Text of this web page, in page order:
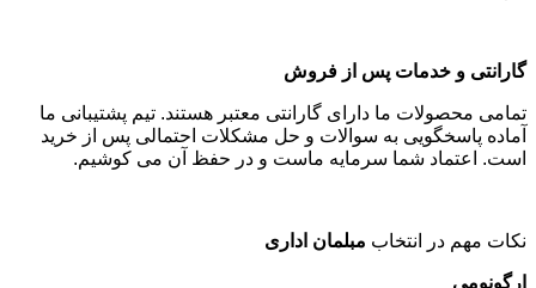
گارانتی و خدمات پس از فروش
تمامی محصولات ما دارای گارانتی معتبر هستند. تیم پشتیبانی ما
آماده پاسخگویی به سوالات و حل مشکلات احتمالی پس از خرید
است. اعتماد شما سرمایه ماست و در حفظ آن می کوشیم.
نکات مهم در انتخاب مبلمان اداری
ارگونومی